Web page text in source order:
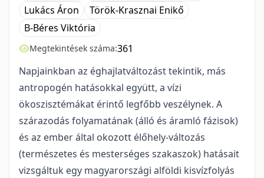
Lukács Áron
Török-Krasznai Enikő
B-Béres Viktória
Megtekintések száma:361
Napjainkban az éghajlatváltozást tekintik, más
antropogén hatásokkal együtt, a vízi
ökoszisztémákat érintő legfőbb veszélynek. A
szárazodás folyamatának (álló és áramló fázisok)
és az ember által okozott élőhely-változás
(természetes és mesterséges szakaszok) hatásait
vizsgáltuk egy magyarországi alföldi kisvízfolyás